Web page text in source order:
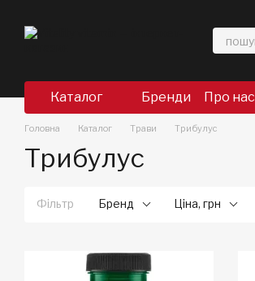
Каталог Бренди Про нас
Головна Каталог Трави Трибулус
Трибулус
Фільтр Бренд Ціна, грн